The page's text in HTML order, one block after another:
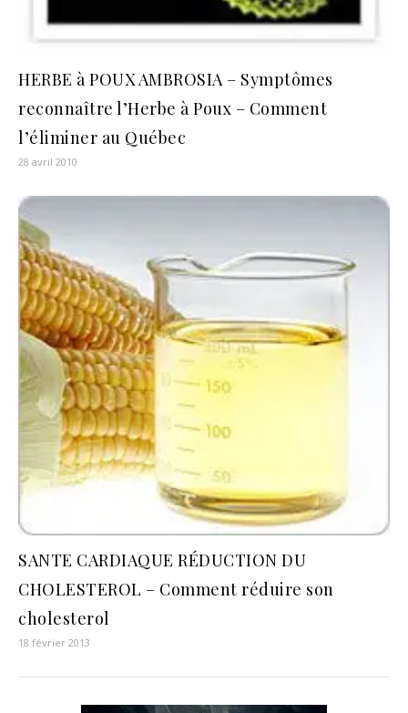
HERBE à POUX AMBROSIA – Symptômes
reconnaître l’Herbe à Poux – Comment
l’éliminer au Québec
28 avril 2010
SANTE CARDIAQUE RÉDUCTION DU
CHOLESTEROL – Comment réduire son
cholesterol
18 février 2013